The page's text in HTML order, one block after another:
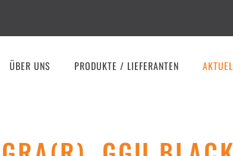
ÜBER UNS PRODUKTE / LIEFERANTEN